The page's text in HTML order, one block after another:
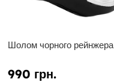
Шолом чорного рейнжера
990 грн.